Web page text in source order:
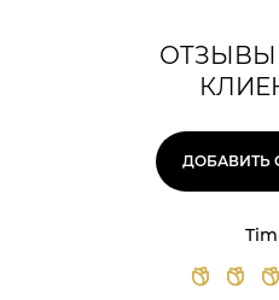
ДОБАВИТЬ